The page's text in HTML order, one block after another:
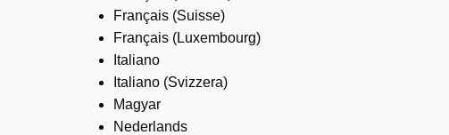
Français (Suisse)
Français (Luxembourg)
Italiano
Italiano (Svizzera)
Magyar
Nederlands